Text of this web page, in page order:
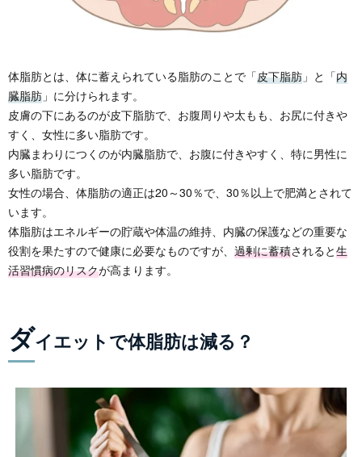
体脂肪とは、体に蓄えられている脂肪のことで「皮下脂肪 」と「内
臓脂肪 」に分けられます。
皮膚の下にあるのが皮下脂肪で、お腹周りや太もも、お尻に付きや
すく、女性に多い脂肪です。
内臓まわりにつくのが内臓脂肪で、お腹に付きやすく、特に男性に
多い脂肪です。
女性の場合、体脂肪の適正は20～30％で、30％以上で肥満とされて
います。
体脂肪はエネルギーの貯蔵や体温の維持、内臓の保護などの重要な
役割を果たすので健康に必要なものですが、 過剰に蓄積されると生
活習慣病のリスクが高まります。
ダイエットで体脂肪は減る？